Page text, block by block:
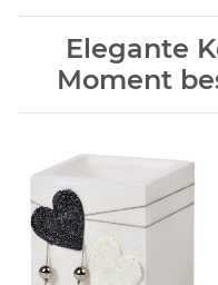
Elegante
Moment